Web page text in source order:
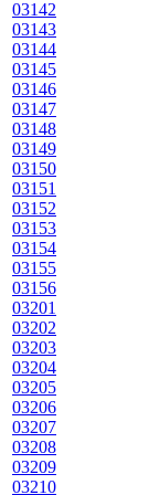
03142
03143
03144
03145
03146
03147
03148
03149
03150
03151
03152
03153
03154
03155
03156
03201
03202
03203
03204
03205
03206
03207
03208
03209
03210